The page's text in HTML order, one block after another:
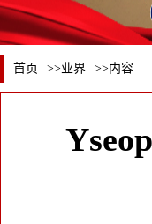
首页 >>业界 >>内容